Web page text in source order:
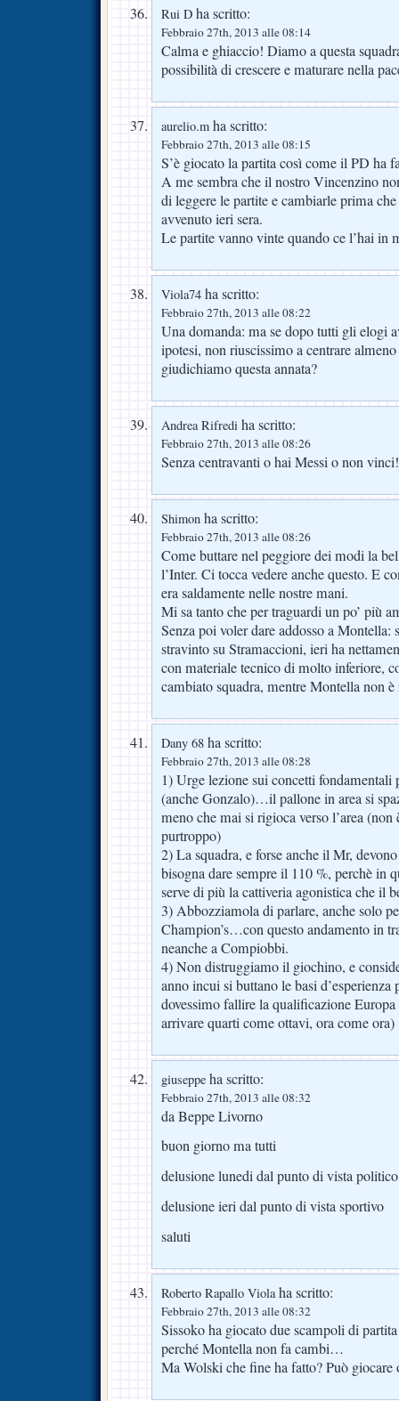
Rui D ha scritto:
Febbraio 27th, 2013 alle 08:14
Calma e ghiaccio! Diamo a questa
possibilità di crescere e maturare nella
aurelio.m ha scritto:
Febbraio 27th, 2013 alle 08:15
S’è giocato la partita così come il PD ha
A me sembra che il nostro Vincenzino
di leggere le partite e cambiarle prima
avvenuto ieri sera.
Le partite vanno vinte quando ce l’hai in
Viola74 ha scritto:
Febbraio 27th, 2013 alle 08:22
Una domanda: ma se dopo tutti gli elogi
ipotesi, non riuscissimo a centrare
giudichiamo questa annata?
Andrea Rifredi ha scritto:
Febbraio 27th, 2013 alle 08:26
Senza centravanti o hai Messi o non vinci!
Shimon ha scritto:
Febbraio 27th, 2013 alle 08:26
Come buttare nel peggiore dei modi la
l’Inter. Ci tocca vedere anche questo. E
era saldamente nelle nostre mani.
Mi sa tanto che per traguardi un po’ più
Senza poi voler dare addosso a Montella:
stravinto su Stramaccioni, ieri ha
con materiale tecnico di molto inferiore,
cambiato squadra, mentre Montella non
Dany 68 ha scritto:
Febbraio 27th, 2013 alle 08:28
1) Urge lezione sui concetti fondamentali
(anche Gonzalo)…il pallone in area si
meno che mai si rigioca verso l’area
purtroppo)
2) La squadra, e forse anche il Mr,
bisogna dare sempre il 110 %, perchè in
serve di più la cattiveria agonistica che il
3) Abbozziamola di parlare, anche solo
Champion’s…con questo andamento in
neanche a Compiobbi.
4) Non distruggiamo il giochino, e
anno incui si buttano le basi d’esperienza
dovessimo fallire la qualificazione
arrivare quarti come ottavi, ora come ora)
giuseppe ha scritto:
Febbraio 27th, 2013 alle 08:32
da Beppe Livorno
buon giorno ma tutti
delusione lunedi dal punto di vista politico
delusione ieri dal punto di vista sportivo
saluti
Roberto Rapallo Violaha scritto:
Febbraio 27th, 2013 alle 08:32
Sissoko ha giocato due scampoli di
perché Montella non fa cambi…
Ma Wolski che fine ha fatto? Può giocare